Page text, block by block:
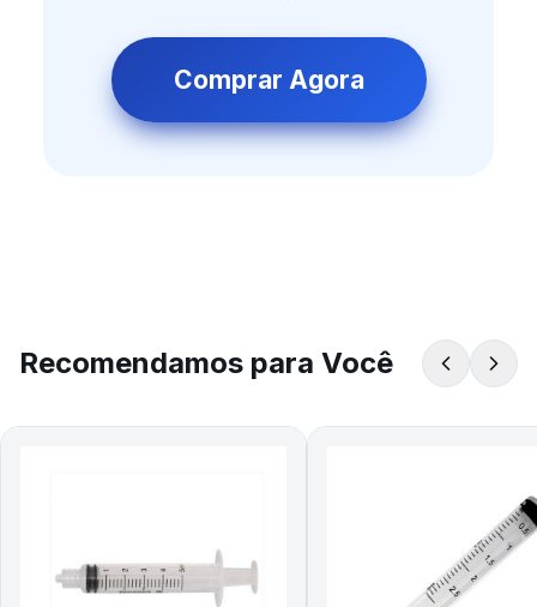
Comprar Agora
Recomendamos para Você